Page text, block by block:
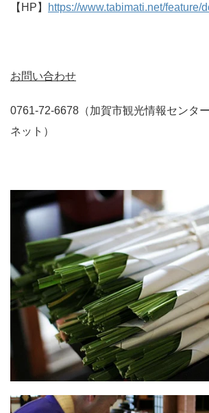
【HP】 https://www.tabimati.net/feature/
お問い合わせ
0761-72-6678（加賀市観光情報センタ
ネット）